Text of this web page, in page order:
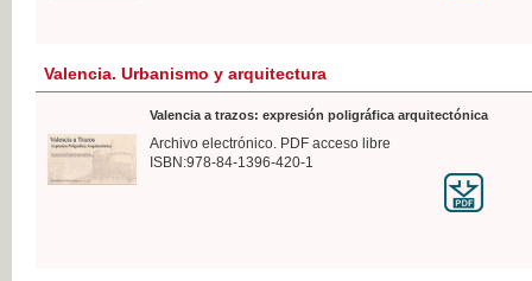
Valencia. Urbanismo y arquitectura
Valencia a trazos: expresión poligráfica arquitectónica
Archivo electrónico. PDF acceso libre
ISBN:978-84-1396-420-1